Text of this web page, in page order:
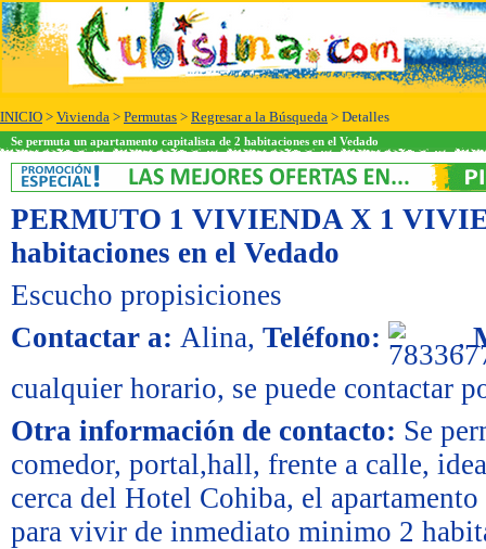
INICIO > Vivienda > Permutas > Regresar a la Búsqueda > Detalles
Se permuta un apartamento capitalista de 2 habitaciones en el Vedado
PERMUTO 1 VIVIENDA X 1
habitaciones en el Vedado
Escucho propisiciones
Contactar a: Alina, Teléfono: ,
cualquier horario, se puede contactar
Otra información de contacto: Se
comedor, portal,hall, frente a calle,
cerca del Hotel Cohiba, el
para vivir de inmediato minimo 2